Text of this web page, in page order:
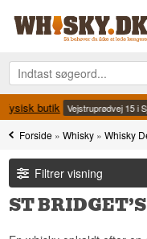
Levering fra 49 kr.
Forside »Whisky »Whisky
Filtrer visning
ST